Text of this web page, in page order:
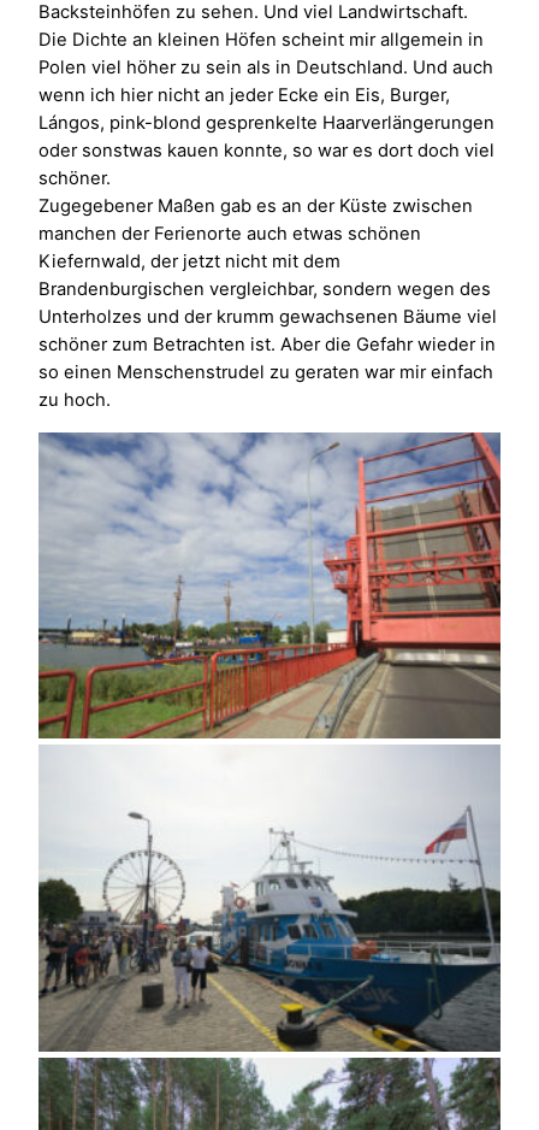
Backsteinhöfen zu sehen. Und viel Landwirtschaft.
Die Dichte an kleinen Höfen scheint mir allgemein in
Polen viel höher zu sein als in Deutschland. Und auch
wenn ich hier nicht an jeder Ecke ein Eis, Burger,
Lángos, pink-blond gesprenkelte Haarverlängerungen
oder sonstwas kauen konnte, so war es dort doch viel
schöner.
Zugegebener Maßen gab es an der Küste zwischen
manchen der Ferienorte auch etwas schönen
Kiefernwald, der jetzt nicht mit dem
Brandenburgischen vergleichbar, sondern wegen des
Unterholzes und der krumm gewachsenen Bäume viel
schöner zum Betrachten ist. Aber die Gefahr wieder in
so einen Menschenstrudel zu geraten war mir einfach
zu hoch.